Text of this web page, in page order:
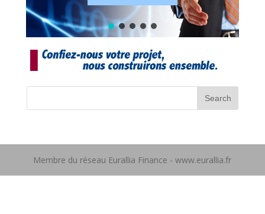
Membre du réseau Eurallia Finance - www.eurallia.fr